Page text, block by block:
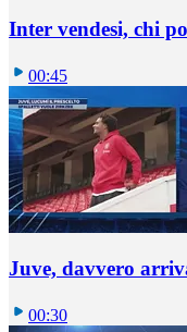
Inter vendesi, chi
00:45
Juve, davvero
00:30